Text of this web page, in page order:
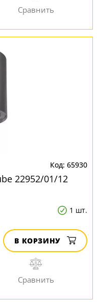
65930
22952/01/12
1 шт.
В КОРЗИНУ